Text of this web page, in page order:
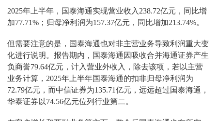
2025年上半年，国泰海通实现营业收入238.72亿元，同比增
加77.71%；归母净利润为157.37亿元，同比增加213.74%。
但需要注意的是，国泰海通也对非主营业务导致利润重大变
化进行说明。报告期内，国泰海通因吸收合并海通证券产生
负商誉79.64亿元，计入营业外收入，除去该项，若以主营
业务计算，2025年上半年国泰海通的扣非归母净利润为
72.79亿元，而中信证券为135.71亿元，远远超过国泰海通，
华泰证券以74.56亿元位列行业第二。